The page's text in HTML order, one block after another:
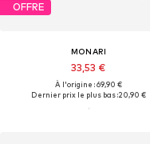
OFFRE
MONARI
33,53 €
À l'origine : 69,90 €
Dernier prix le plus bas :20,90 €